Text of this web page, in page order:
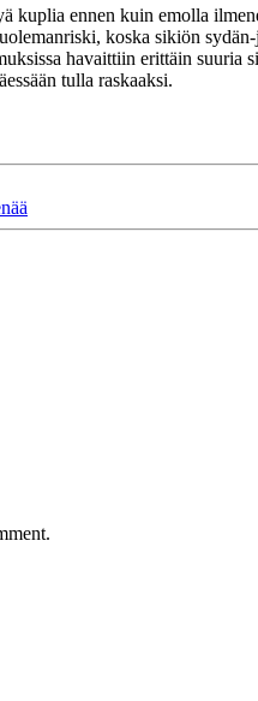
ennen kuin emolla
koska sikiön
havaittiin erittäin
tulla raskaaksi.